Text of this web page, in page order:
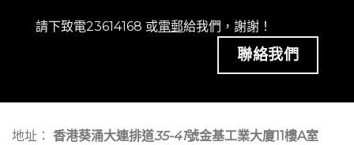
請下致電23614168 或電郵給我們，謝謝！
聯絡我們
地址： 香港葵涌大連排道35-41號金基工業大廈11樓A室